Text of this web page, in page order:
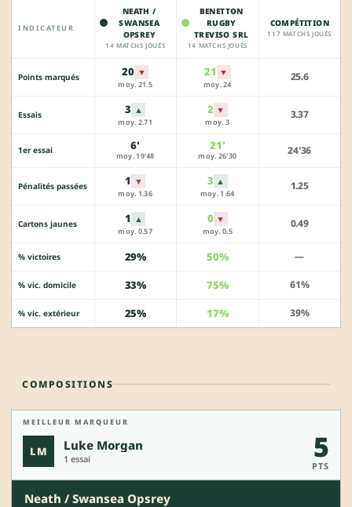
INDICATEUR
NEATH /
SWANSEA
OPSREY
14 MATCHS JOUÉS
BENETTON
RUGBY
TREVISO SRL
14 MATCHS JOUÉS
COMPÉTITION
117 MATCHS JOUÉS
Points marqués 20 ▼
moy. 21.5
21 ▼
moy. 24
25.6
Essais 3 ▲
moy. 2.71
2 ▼
moy. 3
3.37
1er essai 6'
moy. 19'48
21'
moy. 26'30 24'36
Pénalités passées 1 ▼
moy. 1.36
3 ▲
moy. 1.64
1.25
Cartons jaunes 1 ▲
moy. 0.57
0 ▼
moy. 0.5
0.49
% victoires 29% 50% —
% vic. domicile 33% 75% 61%
% vic. extérieur 25% 17% 39%
COMPOSITIONS
MEILLEUR MARQUEUR
LM Luke Morgan
1 essai 5
PTS
Neath / Swansea Opsrey